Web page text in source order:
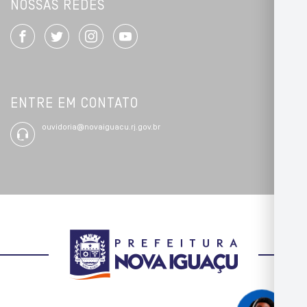
NOSSAS REDES
ENTRE EM CONTATO
ouvidoria@novaiguacu.rj.gov.br